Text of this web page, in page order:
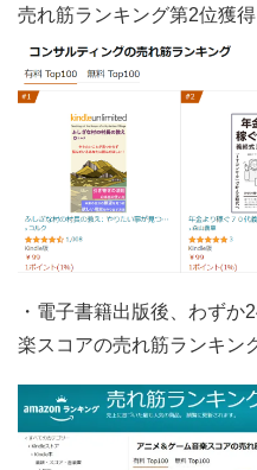
売れ筋ランキング第2位獲得
・電子書籍出版後、わず
楽スコアの売れ筋ランキン